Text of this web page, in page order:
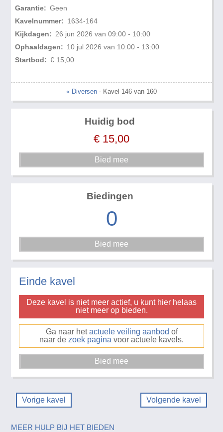
Garantie: Geen
Kavelnummer: 1634-164
Kijkdagen: 26 jun 2026 van 09:00 - 10:00
Ophaaldagen: 10 jul 2026 van 10:00 - 13:00
Startbod: € 15,00
« Diversen - Kavel 146 van 160
Huidig bod
€ 15,00
Biedingen
0
Einde kavel
Deze kavel is niet meer actief, u kunt hier helaas
niet meer op bieden.
Ga naar hetactuele veiling aanbod of
naar de zoek pagina voor actuele kavels.
Vorige kavel Volgende kavel
MEER HULP BIJ HET BIEDEN